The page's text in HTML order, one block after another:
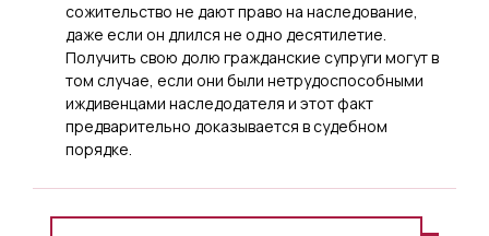
сожительство не дают право на наследование,
даже если он длился не одно десятилетие.
Получить свою долю гражданские супруги могут в
том случае, если они были нетрудоспособными
иждивенцами наследодателя и этот факт
предварительно доказывается в судебном
порядке.